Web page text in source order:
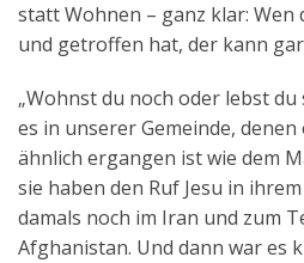
statt Wohnen – ganz klar: Wen
und getroffen hat, der kann
„Wohnst du noch oder lebst du
es in unserer Gemeinde,
ähnlich ergangen ist wie dem
sie haben den Ruf Jesu in
damals noch im Iran und zum
Afghanistan. Und dann war es